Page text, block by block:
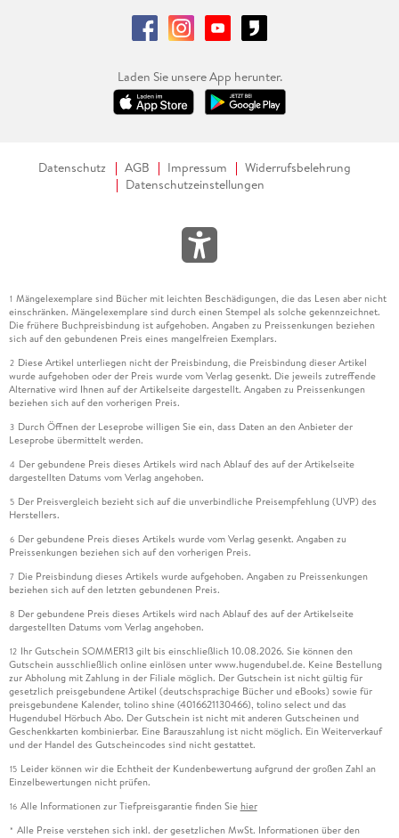
Laden Sie unsere App herunter.
Datenschutz AGB Impressum
Widerrufsbelehrung
Datenschutzeinstellungen
1 Mängelexemplare sind Bücher mit leichten Beschädigungen, die das Lesen aber nicht
einschränken. Mängelexemplare sind durch einen Stempel als solche gekennzeichnet.
Die frühere Buchpreisbindung ist aufgehoben. Angaben zu Preissenkungen beziehen
sich auf den gebundenen Preis eines mangelfreien Exemplars.
2 Diese Artikel unterliegen nicht der Preisbindung, die Preisbindung dieser Artikel
wurde aufgehoben oder der Preis wurde vom Verlag gesenkt. Die jeweils zutreffende
Alternative wird Ihnen auf der Artikelseite dargestellt. Angaben zu Preissenkungen
beziehen sich auf den vorherigen Preis.
3 Durch Öffnen der Leseprobe willigen Sie ein, dass Daten an den Anbieter der
Leseprobe übermittelt werden.
4 Der gebundene Preis dieses Artikels wird nach Ablauf des auf der Artikelseite
dargestellten Datums vom Verlag angehoben.
5 Der Preisvergleich bezieht sich auf die unverbindliche Preisempfehlung (UVP) des
Herstellers.
6 Der gebundene Preis dieses Artikels wurde vom Verlag gesenkt. Angaben zu
Preissenkungen beziehen sich auf den vorherigen Preis.
7 Die Preisbindung dieses Artikels wurde aufgehoben. Angaben zu Preissenkungen
beziehen sich auf den letzten gebundenen Preis.
8 Der gebundene Preis dieses Artikels wird nach Ablauf des auf der Artikelseite
dargestellten Datums vom Verlag angehoben.
12 Ihr Gutschein SOMMER13 gilt bis einschließlich 10.08.2026. Sie können den
Gutschein ausschließlich online einlösen unter www.hugendubel.de. Keine Bestellung
zur Abholung mit Zahlung in der Filiale möglich. Der Gutschein ist nicht gültig für
gesetzlich preisgebundene Artikel (deutschsprachige Bücher und eBooks) sowie für
preisgebundene Kalender, tolino shine (4016621130466), tolino select und das
Hugendubel Hörbuch Abo. Der Gutschein ist nicht mit anderen Gutscheinen und
Geschenkkarten kombinierbar. Eine Barauszahlung ist nicht möglich. Ein Weiterverkauf
und der Handel des Gutscheincodes sind nicht gestattet.
15 Leider können wir die Echtheit der Kundenbewertung aufgrund der großen Zahl an
Einzelbewertungen nicht prüfen.
16 Alle Informationen zur Tiefpreisgarantie finden Sie hier
* Alle Preise verstehen sich inkl. der gesetzlichen MwSt. Informationen über den